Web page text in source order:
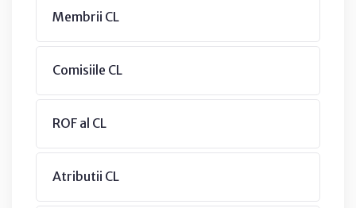
Membrii CL
Comisiile CL
ROF al CL
Atributii CL